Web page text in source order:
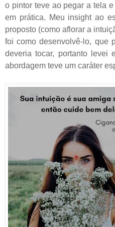
o pintor teve ao pegar a tela
em prática. Meu insight ao
proposto (como aflorar a
foi como desenvolvê-lo, que
deveria tocar, portanto levei
abordagem teve um caráter